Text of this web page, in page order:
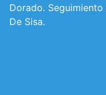
Dorado.
De Sisa.